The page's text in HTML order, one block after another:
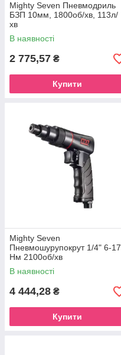
Mighty Seven Пневмодриль
БЗП 10мм, 1800об/хв, 113л/
хв
В наявності
2 775,57 ₴
Купити
Mighty Seven
Пневмошурупокрут 1/4" 6-17
Нм 2100об/хв
В наявності
4 444,28 ₴
Купити